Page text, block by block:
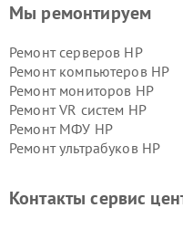
Мы ремонтируем
Ремонт серверов HP
Ремонт компьютеров HP
Ремонт мониторов HP
Ремонт VR систем HP
Ремонт МФУ HP
Ремонт ультрабуков HP
Контакты сервис